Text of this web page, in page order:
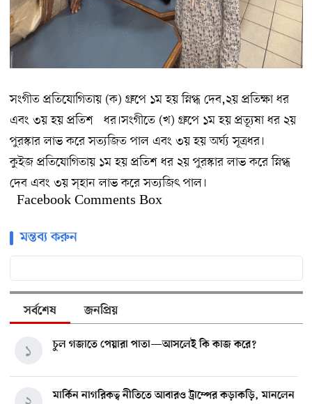
সংগীত প্রতিযোগিতায় (ক) গ্রুপে ১ম হয় স্নিগ্ধ দেব,২য় প্রতিক্ষা ধর
এবং ৩য় হয় প্রতিশ ধর।সংগীতে (খ) গ্রুপে ১ম হয় প্রত্যূষা ধর ২য়
পুরস্কার লাভ করে সত্যজিত পাল এবং ৩য় হয় অর্ঘ্য সূত্রধর।
কুইজ প্রতিযোগিতায় ১ম হয় প্রতিশ ধর ২য় পুরস্কার লাভ করে স্নিগ্ধ
দেব এবং ৩য় স্হান লাভ করে সত্যজিৎ পাল।
Facebook Comments Box
মন্তব্য করুন
সর্বশেষ জনপ্রিয়
চুল গজাতে পেয়ারা পাতা—আসলেই কি কাজ করে?
১
মার্কিন নাগরিকত্ব নীতিতে আবারও ট্রাম্পের কড়াকড়ি, মানলেন